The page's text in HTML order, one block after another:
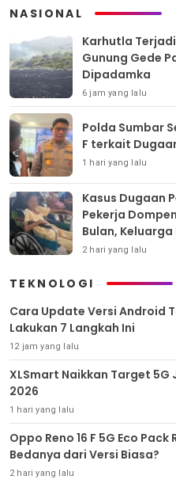
NASIONAL
Karhutla
Gunung Gede
Dipadamka
6 jam yang lalu
Polda Sumbar
F terkait
1 hari yang lalu
Kasus Dugaan
Pekerja
Bulan,
2 hari yang lalu
TEKNOLOGI
Cara Update Versi Android
Lakukan 7 Langkah Ini
12 jam yang lalu
XLSmart Naikkan Target 5G
2026
1 hari yang lalu
Oppo Reno 16 F 5G Eco
Bedanya dari Versi Biasa?
2 hari yang lalu